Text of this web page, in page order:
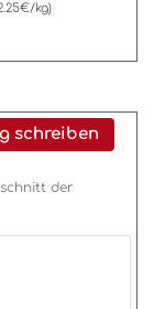
kg)
schreiben
der